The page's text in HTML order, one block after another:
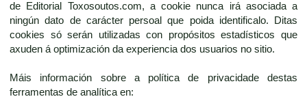
de Editorial Toxosoutos.com, a cookie nunca irá asociada a
ningún dato de carácter persoal que poida identificalo. Ditas
cookies só serán utilizadas con propósitos estadísticos que
axuden á optimización da experiencia dos usuarios no sitio.
Máis información sobre a política de privacidade destas
ferramentas de analítica en: